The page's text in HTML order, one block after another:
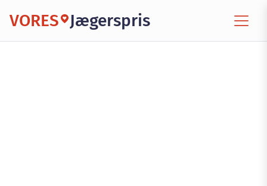
VORES Jægerspris